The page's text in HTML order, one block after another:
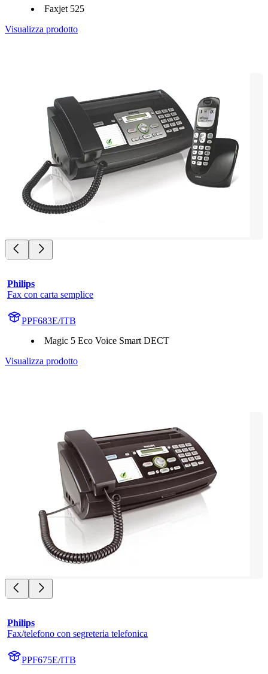
Faxjet 525
Visualizza prodotto
Philips
Fax con carta semplice
PPF683E/ITB
Magic 5 Eco Voice Smart DECT
Visualizza prodotto
Philips
Fax/telefono con segreteria telefonica
PPF675E/ITB